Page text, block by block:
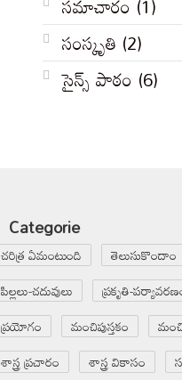
సంస్కృతి (2)
సైన్స్ పాఠం (6)
Categorie
చరిత్ర ఏమంటుంది తెలుసుకొందాం
పిల్లలు-చదువులు
ప్రకృతి-
ప్రయోగం
మంచిపుస్తకం
శాస్త్ర ప్రచారం
శాస్త్ర వికాసం